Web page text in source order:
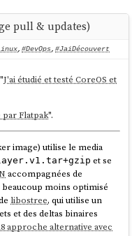
pull & updates)
, #DevOps, #JaiDécouvert
J'ai étudié et testé CoreOS et
par Flatpak".
image) utilise le media
et se
accompagnées de
beaucoup moins optimisé
libostree, qui utilise un
et des deltas binaires
approche alternative avec